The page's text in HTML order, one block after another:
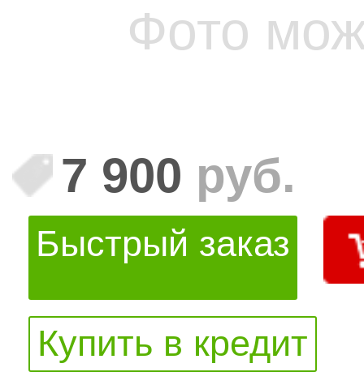
Фото
7 900 руб.
Быстрый заказ
Купить в кредит